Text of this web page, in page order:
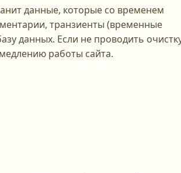
данные, которые со временем
транзиенты (временные
данных. Если не проводить
работы сайта.